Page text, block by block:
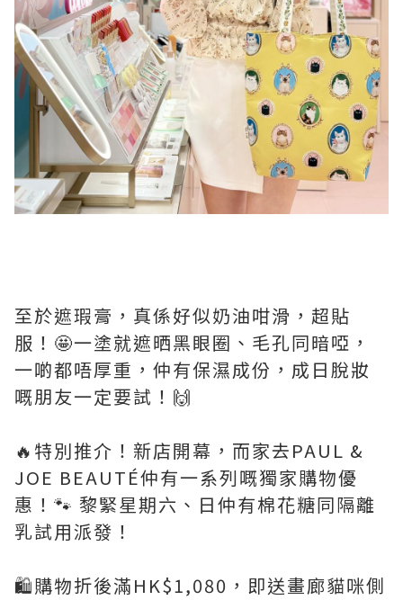
至於遮瑕膏，真係好似奶油咁滑，超貼
服！🤩一塗就遮晒黑眼圈、毛孔同暗啞，
一啲都唔厚重，仲有保濕成份，成日脫妝
嘅朋友一定要試！🙌
🔥特別推介！新店開幕，而家去PAUL &
JOE BEAUTÉ仲有一系列嘅獨家購物優
惠！🐾 黎緊星期六、日仲有棉花糖同隔離
乳試用派發！
🛍購物折後滿HK$1,080，即送畫廊貓咪側